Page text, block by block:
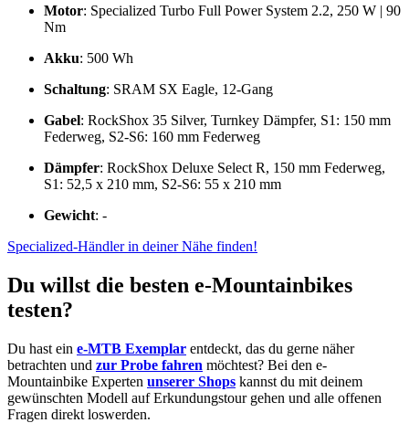
Motor: Specialized Turbo Full Power System 2.2, 250 W | 90
Nm
Akku: 500 Wh
Schaltung: SRAM SX Eagle, 12-Gang
Gabel: RockShox 35 Silver, Turnkey Dämpfer, S1: 150 mm
Federweg, S2-S6: 160 mm Federweg
Dämpfer: RockShox Deluxe Select R, 150 mm Federweg,
S1: 52,5 x 210 mm, S2-S6: 55 x 210 mm
Gewicht: -
Specialized-Händler in deiner Nähe finden!
Du willst die besten e-Mountainbikes
testen?​
Du hast ein e-MTB Exemplar entdeckt, das du gerne näher
betrachten und zur Probe fahren möchtest? Bei den e-
Mountainbike Experten unserer Shops kannst du mit deinem
gewünschten Modell auf Erkundungstour gehen und alle offenen
Fragen direkt loswerden.